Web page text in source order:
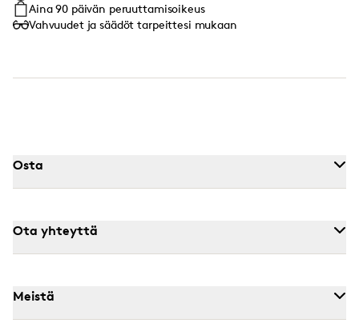
Aina 90 päivän peruuttamisoikeus
Vahvuudet ja säädöt tarpeittesi mukaan
Osta
Ota yhteyttä
Meistä